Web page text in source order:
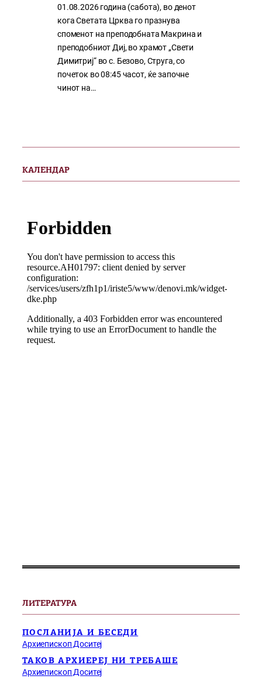
01.08.2026 година (сабота), во денот
кога Светата Црква го празнува
споменот на преподобната Макрина и
преподобниот Диј, во храмот „Свети
Димитриј“ во с. Безово, Струга, со
почеток во 08:45 часот, ќе започне
чинот на…
КАЛЕНДАР
ЛИТЕРАТУРА
ПОСЛАНИЈА И БЕСЕДИ
Архиепископ Доситеј
ТАКОВ АРХИЕРЕЈ НИ ТРЕБАШЕ
Архиепископ Доситеј